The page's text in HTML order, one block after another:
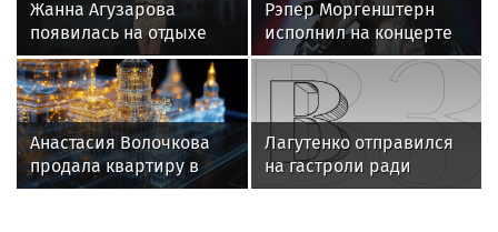
Жанна Агузарова
появилась на отдыхе
с 22-летним
фотографом
Рэпер Моргенштерн
исполнил на концерте
песню Мии Бойки
"Базовый минимум"
Анастасия Волочкова
продала квартиру в
Питере из-за суда с УК
Лагутенко отправился
на гастроли ради
ремонта сгоревшего